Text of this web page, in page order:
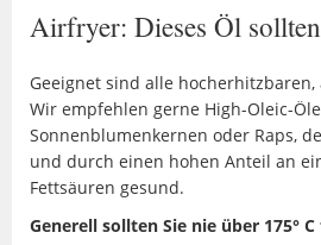
Airfryer: Dieses Öl
Geeignet sind alle
Wir empfehlen gerne High-Oleic-
Sonnenblumenkernen oder Raps,
und durch einen hohen Anteil an
Fettsäuren gesund.
Generell sollten Sie nie über 175°